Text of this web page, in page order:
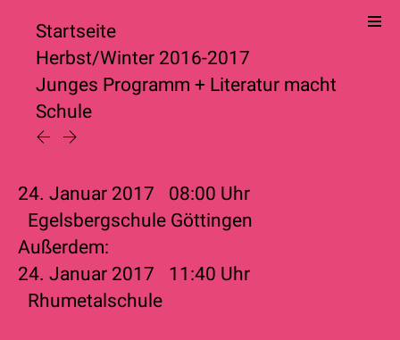
Startseite
Herbst/Winter 2016-2017
Junges Programm + Literatur macht
Schule
24. Januar 2017 08:00 Uhr
Egelsbergschule Göttingen
Außerdem:
24. Januar 2017
11:40 Uhr
Rhumetalschule